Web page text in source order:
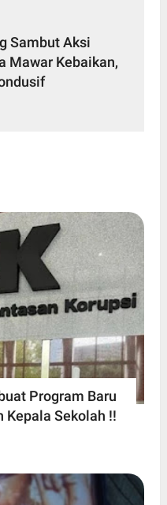
Sambut Aksi
Mawar Kebaikan,
Program Baru
Kepala Sekolah !!